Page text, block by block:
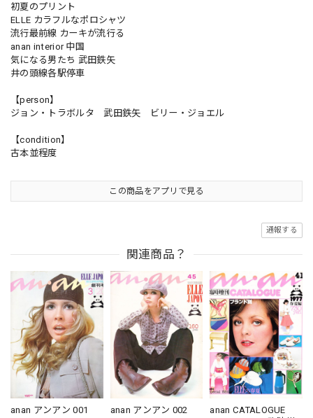
初夏のプリント
ELLE カラフルなポロシャツ
流行最前線 カーキが流行る
anan interior 中国
気になる男たち 武田鉄矢
井の頭線各駅停車
【person】
ジョン・トラボルタ 武田鉄矢 ビリー・ジョエル
【condition】
古本並程度
この商品をアプリで見る
通報する
関連商品？
anan アンアン 001 anan アンアン 002
anan CATALOGUE